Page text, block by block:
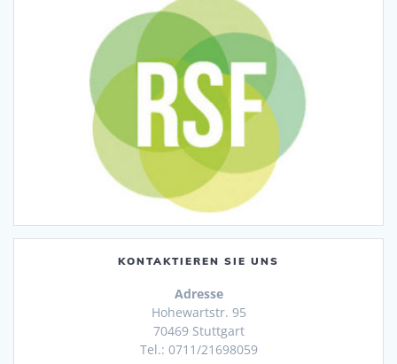
KONTAKTIEREN SIE UNS
Adresse
Hohewartstr. 95
70469 Stuttgart
Tel.: 0711/21698059